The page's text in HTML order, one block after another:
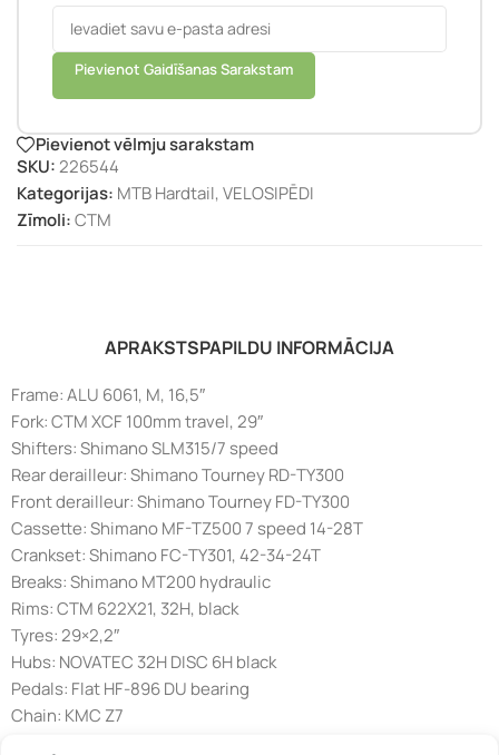
Pievienot Gaidīšanas Sarakstam
Pievienot vēlmju sarakstam
SKU:226544
Kategorijas: MTB Hardtail,VELOSIPĒDI
Zīmoli:CTM
APRAKSTSPAPILDU INFORMĀCIJA
Frame: ALU 6061, M, 16,5″
Fork: CTM XCF 100mm travel, 29″
Shifters: Shimano SLM315/7 speed
Rear derailleur: Shimano Tourney RD-TY300
Front derailleur: Shimano Tourney FD-TY300
Cassette: Shimano MF-TZ500 7 speed 14-28T
Crankset: Shimano FC-TY301, 42-34-24T
Breaks: Shimano MT200 hydraulic
Rims: CTM 622X21, 32H, black
Tyres: 29×2,2″
Hubs: NOVATEC 32H DISC 6H black
Pedals: Flat HF-896 DU bearing
Chain: KMC Z7